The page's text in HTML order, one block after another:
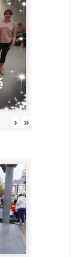
› »